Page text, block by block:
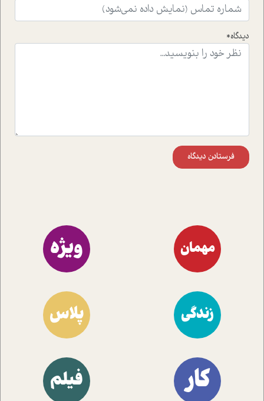
واقعی در ارتباط با اختلال شخصیت اسکزوئید و مشکلات و نیز
راهکارهای حل آن قرار می دهد که در اتاق درمان اتفاق افتاده
موثرترین راهکارهای استفاده از هوش مصنوعی در حوزه های
دیدگاه*
فرستادن دیدگاه
مهمان ویژه
زندگی پلاس
کار فیلم